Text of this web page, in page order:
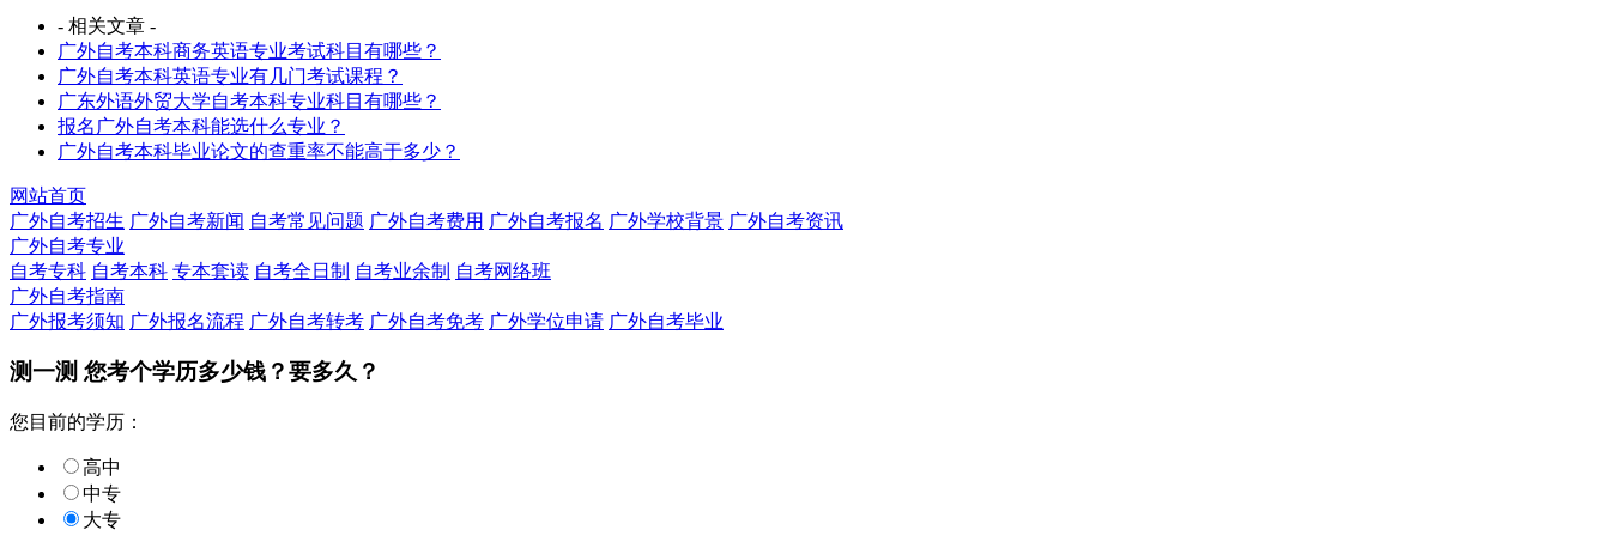
- 相关文章 -
广外自考本科商务英语专业考试科目有哪些？
广外自考本科英语专业有几门考试课程？
广东外语外贸大学自考本科专业科目有哪些？
报名广外自考本科能选什么专业？
广外自考本科毕业论文的查重率不能高于多少？
网站首页
广外自考招生 广外自考新闻 自考常见问题 广外自考费用 广外自考报名 广外学校背景 广外自考资讯
广外自考专业
自考专科 自考本科 专本套读 自考全日制 自考业余制 自考网络班
广外自考指南
广外报考须知 广外报名流程 广外自考转考 广外自考免考 广外学位申请 广外自考毕业
测一测 您考个学历多少钱？要多久？
您目前的学历：
高中
中专
大专